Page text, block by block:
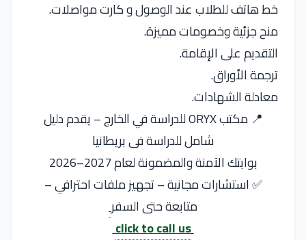
خط هاتف للطلاب عند الوصول و كارت مواصلات.
منح جزئية وخصومات مميزة.
التقديم على الإقامة.
ترجمة الأوراق.
معادلة الشهادات.
📍 مكتب ORYX للدراسة في الخارج – يقدم دليل
شامل للدراسة فى بريطانيا
بوابتك الآمنة والمضمونة لعام 2027–2026
✅ استشارات مجانية – تجهيز ملفات احترافي –
متابعة حتى السفر
click to call us